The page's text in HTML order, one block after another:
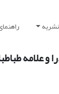
و علامه